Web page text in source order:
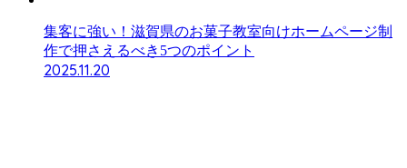
集客に強い！滋賀県のお菓子教室向けホームページ制
作で押さえるべき5つのポイント
2025.11.20